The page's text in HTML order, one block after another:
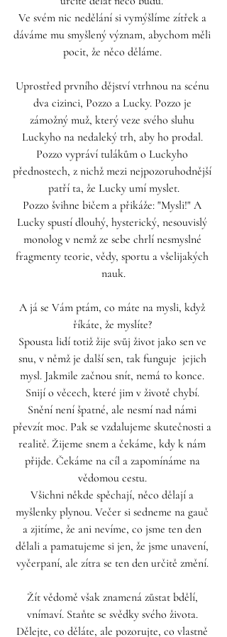
Ve svém nic nedělání si vymýšlíme zítřek a
dáváme mu smyšlený význam, abychom měli
pocit, že něco děláme.
Uprostřed prvního dějství vtrhnou na scénu
dva cizinci, Pozzo a Lucky. Pozzo je
zámožný muž, který veze svého sluhu
Luckyho na nedaleký trh, aby ho prodal.
Pozzo vypráví tulákům o Luckyho
přednostech, z nichž mezi nejpozoruhodnější
patří ta, že Lucky umí myslet.
Pozzo švihne bičem a přikáže: "Mysli!" A
Lucky spustí dlouhý, hysterický, nesouvislý
monolog v nemž ze sebe chrlí nesmyslné
fragmenty teorie, vědy, sportu a všelijakých
nauk.
A já se Vám ptám, co máte na mysli, když
říkáte, že myslíte?
Spousta lidí totiž žije svůj život jako sen ve
snu, v němž je další sen, tak funguje  jejich
mysl. Jakmile začnou snít, nemá to konce.
Snijí o věcech, které jim v životě chybí.
Snění není špatné, ale nesmí nad námi
převzít moc. Pak se vzdalujeme skutečnosti a
realitě. Žijeme snem a čekáme, kdy k nám
přijde. Čekáme na cíl a zapomínáme na
vědomou cestu.
Všichni někde spěchají, něco dělají a
myšlenky plynou. Večer si sedneme na gauč
a zjitíme, že ani nevíme, co jsme ten den
dělali a pamatujeme si jen, že jsme unavení,
vyčerpaní, ale zítra se ten den určitě změní.
Žít vědomě však znamená zůstat bdělí,
vnímaví. Staňte se svědky svého života.
Dělejte, co děláte, ale pozorujte, co vlastně